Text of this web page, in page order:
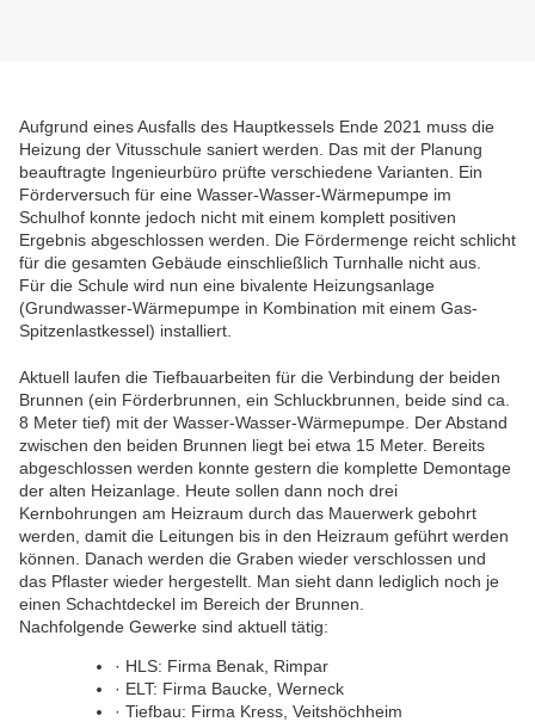
Aufgrund eines Ausfalls des Hauptkessels Ende 2021 muss die
Heizung der Vitusschule saniert werden. Das mit der Planung
beauftragte Ingenieurbüro prüfte verschiedene Varianten. Ein
Förderversuch für eine Wasser-Wasser-Wärmepumpe im
Schulhof konnte jedoch nicht mit einem komplett positiven
Ergebnis abgeschlossen werden. Die Fördermenge reicht schlicht
für die gesamten Gebäude einschließlich Turnhalle nicht aus.
Für die Schule wird nun eine bivalente Heizungsanlage
(Grundwasser-Wärmepumpe in Kombination mit einem Gas-
Spitzenlastkessel) installiert.
Aktuell laufen die Tiefbauarbeiten für die Verbindung der beiden
Brunnen (ein Förderbrunnen, ein Schluckbrunnen, beide sind ca.
8 Meter tief) mit der Wasser-Wasser-Wärmepumpe. Der Abstand
zwischen den beiden Brunnen liegt bei etwa 15 Meter. Bereits
abgeschlossen werden konnte gestern die komplette Demontage
der alten Heizanlage. Heute sollen dann noch drei
Kernbohrungen am Heizraum durch das Mauerwerk gebohrt
werden, damit die Leitungen bis in den Heizraum geführt werden
können. Danach werden die Graben wieder verschlossen und
das Pflaster wieder hergestellt. Man sieht dann lediglich noch je
einen Schachtdeckel im Bereich der Brunnen.
Nachfolgende Gewerke sind aktuell tätig:
· HLS: Firma Benak, Rimpar
· ELT: Firma Baucke, Werneck
· Tiefbau: Firma Kress, Veitshöchheim